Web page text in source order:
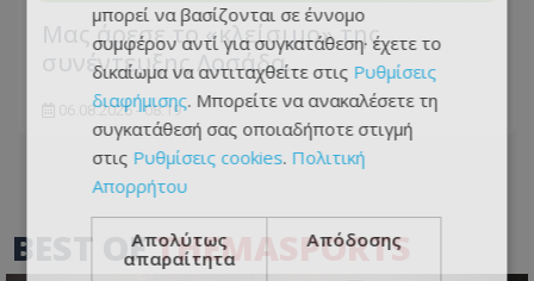
Μας άρεσε το «κλείσιμο» της
συνέντευξης Λοσάδα…
06.08.2026 - 08:19
BEST OFTHEMASPORTS
μπορεί να βασίζονται σε έννομο
συμφέρον αντί για συγκατάθεση· έχετε το
δικαίωμα να αντιταχθείτε στις Ρυθμίσεις
διαφήμισης. Μπορείτε να ανακαλέσετε τη
συγκατάθεσή σας οποιαδήποτε στιγμή
στις Ρυθμίσεις cookies. Πολιτική
Απορρήτου
Απολύτως
απαραίτητα
Απόδοσης